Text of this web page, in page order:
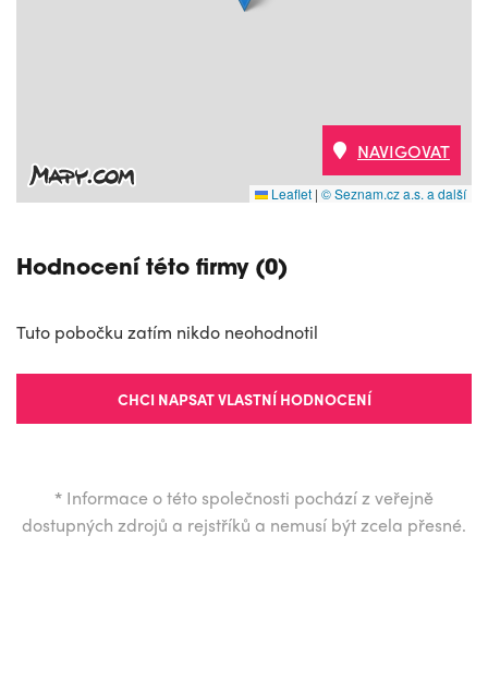
Leaflet | © Seznam.cz a.s. a další
NAVIGOVAT
Hodnocení této firmy (0)
Tuto pobočku zatím nikdo neohodnotil
CHCI NAPSAT VLASTNÍ HODNOCENÍ
* Informace o této společnosti pochází z veřejně
dostupných zdrojů a rejstříků a nemusí být zcela přesné.